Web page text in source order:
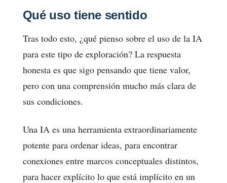
Qué uso tiene sentido
Tras todo esto, ¿qué pienso sobre el uso de la IA
para este tipo de exploración? La respuesta
honesta es que sigo pensando que tiene valor,
pero con una comprensión mucho más clara de
sus condiciones.
Una IA es una herramienta extraordinariamente
potente para ordenar ideas, para encontrar
conexiones entre marcos conceptuales distintos,
para hacer explícito lo que está implícito en un